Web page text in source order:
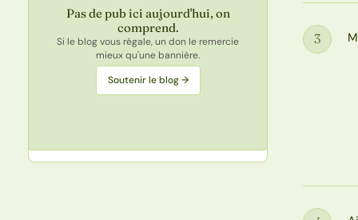
Pas de pub ici aujourd'hui, on
comprend.
Si le blog vous régale, un don le remercie
mieux qu'une bannière.
Soutenir le blog →
Étape
3